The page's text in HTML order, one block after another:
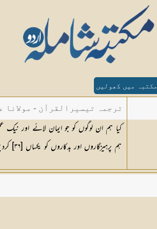
مکتبہ میں کھولیں
ترجمہ تیسیرالقرآن - مولانا
کیا ہم ان لوگوں کو جو ایمان لائے اور
ہم پرہیزگاروں اور بدکاروں کو یکساں [٣٦]